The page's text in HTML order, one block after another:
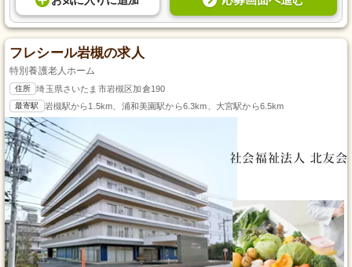
フレシール岩槻の求人
特別養護老人ホーム
住所 埼玉県さいたま市岩槻区加倉190
最寄駅 岩槻駅から1.5km、浦和美園駅から6.3km、大宮駅から6.5km